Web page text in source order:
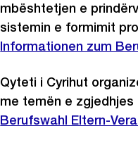
mbështetjen e
sistemin e formimit
Informationen zum
Qyteti i Cyrihut
me temën e
Berufswahl Eltern-